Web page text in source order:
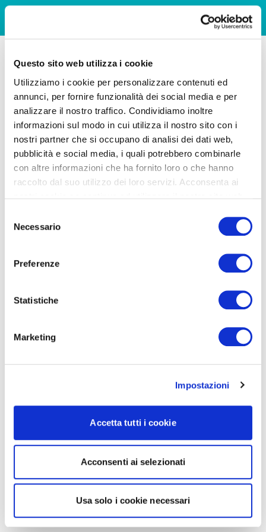
Questo sito web utilizza i cookie
Utilizziamo i cookie per personalizzare contenuti ed
annunci, per fornire funzionalità dei social media e per
analizzare il nostro traffico. Condividiamo inoltre
informazioni sul modo in cui utilizza il nostro sito con i
nostri partner che si occupano di analisi dei dati web,
pubblicità e social media, i quali potrebbero combinarle
con altre informazioni che ha fornito loro o che hanno
raccolto dal suo utilizzo dei loro servizi. Acconsenta ai
delNecessario
Preferenze
Statistiche
Marketing
Impostazioni
Accetta tutti i cookie
Acconsenti ai selezionati
Usa solo i cookie necessari